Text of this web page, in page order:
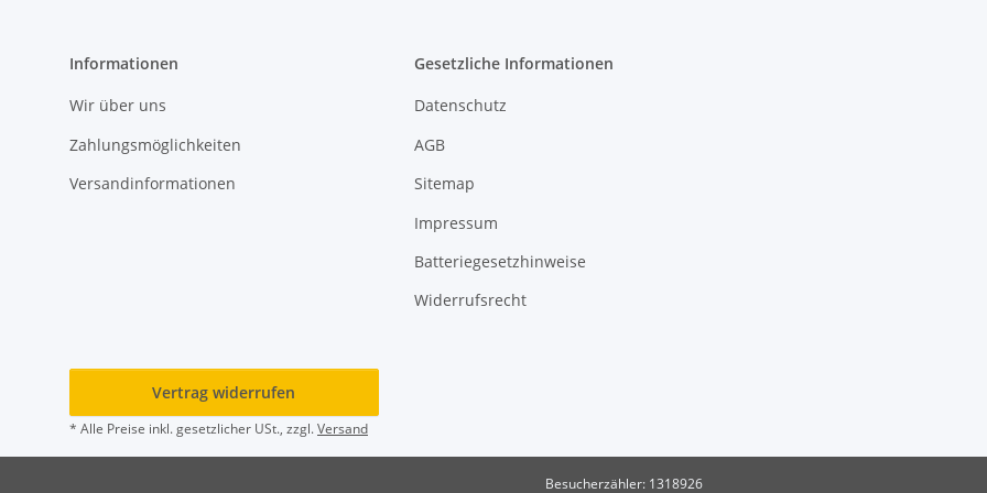
Informationen
Wir über uns
Zahlungsmöglichkeiten
Versandinformationen
Gesetzliche Informationen
Datenschutz
AGB
Sitemap
Impressum
Batteriegesetzhinweise
Widerrufsrecht
Vertrag widerrufen
* Alle Preise inkl. gesetzlicher USt., zzgl.Versand
Besucherzähler: 1318926